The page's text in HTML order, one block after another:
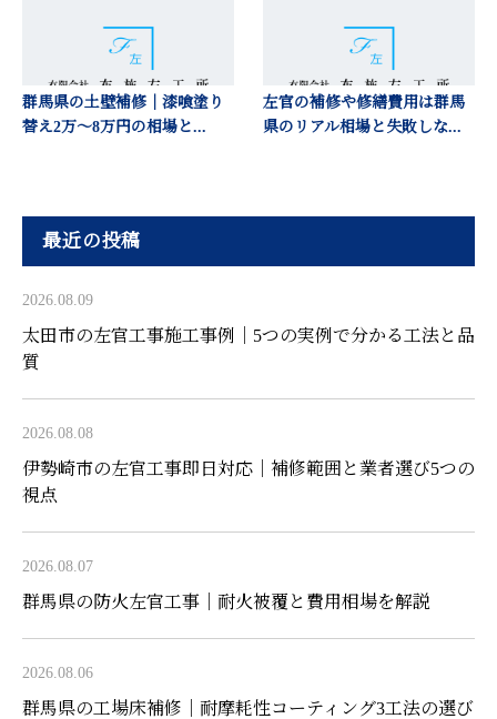
群馬県の土壁補修｜漆喰塗り
替え2万〜8万円の相場と...
左官の補修や修繕費用は群馬
県のリアル相場と失敗しな...
最近の投稿
2026.08.09
太田市の左官工事施工事例｜5つの実例で分かる工法と品
質
2026.08.08
伊勢崎市の左官工事即日対応｜補修範囲と業者選び5つの
視点
2026.08.07
群馬県の防火左官工事｜耐火被覆と費用相場を解説
2026.08.06
群馬県の工場床補修｜耐摩耗性コーティング3工法の選び